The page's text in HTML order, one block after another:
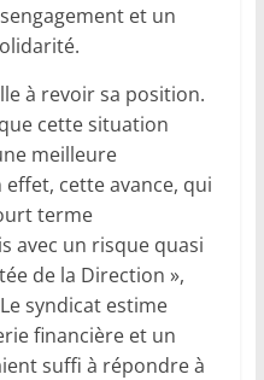
et un
à revoir sa position.
que cette situation
meilleure
cette avance, qui
terme
avec un risque quasi
de la Direction »,
syndicat estime
financière et un
suffi à répondre à